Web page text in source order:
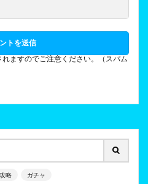
ますのでご注意ください。（スパム
攻略 ガチャ